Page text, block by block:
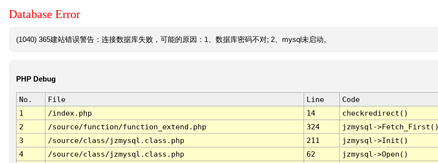
Database Error
(1040) 365建站错误警告：连接数据库失败，可能的原因：1、数据库密码不对; 2、mysql未启动。
PHP Debug
No. File Line
Code
1
/index.php 14
checkredirect()
2
/source/function/function_extend.php 324
jzmysql-
3
/source/class/jzmysql.class.php 211
jzmysql->Init()
4
/source/class/jzmysql.class.php 62
jzmysql->Open()